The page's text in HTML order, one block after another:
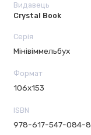
Видавець
Crystal Book
Серія
Мінівіммельбух
Формат
106х153
ISBN
978-617-547-084-8